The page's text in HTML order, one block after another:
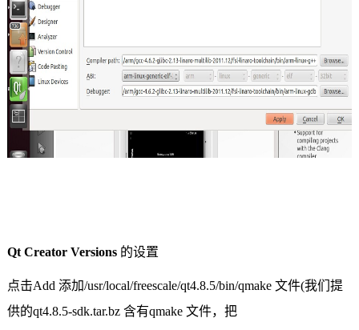
Qt Creator Versions 的设置
点击Add 添加/usr/local/freescale/qt4.8.5/bin/qmake 文件(我们提
供的qt4.8.5-sdk.tar.bz 含有qmake 文件，把